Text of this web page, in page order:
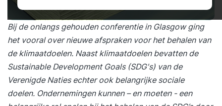
Bij de onlangs gehouden conferentie in Glasgow ging
het vooral over nieuwe afspraken voor het behalen van
de klimaatdoelen. Naast klimaatdoelen bevatten de
Sustainable Development Goals (SDG's) van de
Verenigde Naties echter ook belangrijke sociale
doelen. Ondernemingen kunnen – en moeten - een